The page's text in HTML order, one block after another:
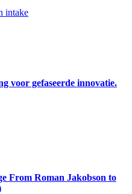
intake
voor gefaseerde innovatie.
From Roman Jakobson to